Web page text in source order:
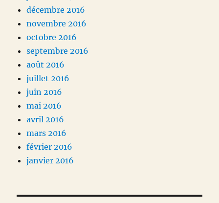
décembre 2016
novembre 2016
octobre 2016
septembre 2016
août 2016
juillet 2016
juin 2016
mai 2016
avril 2016
mars 2016
février 2016
janvier 2016